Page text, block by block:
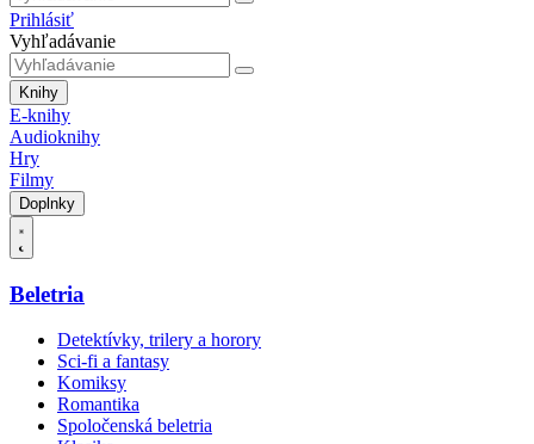
Prihlásiť
Vyhľadávanie
Knihy
E-knihy
Audioknihy
Hry
Filmy
Doplnky
Beletria
Detektívky, trilery a horory
Sci-fi a fantasy
Komiksy
Romantika
Spoločenská beletria